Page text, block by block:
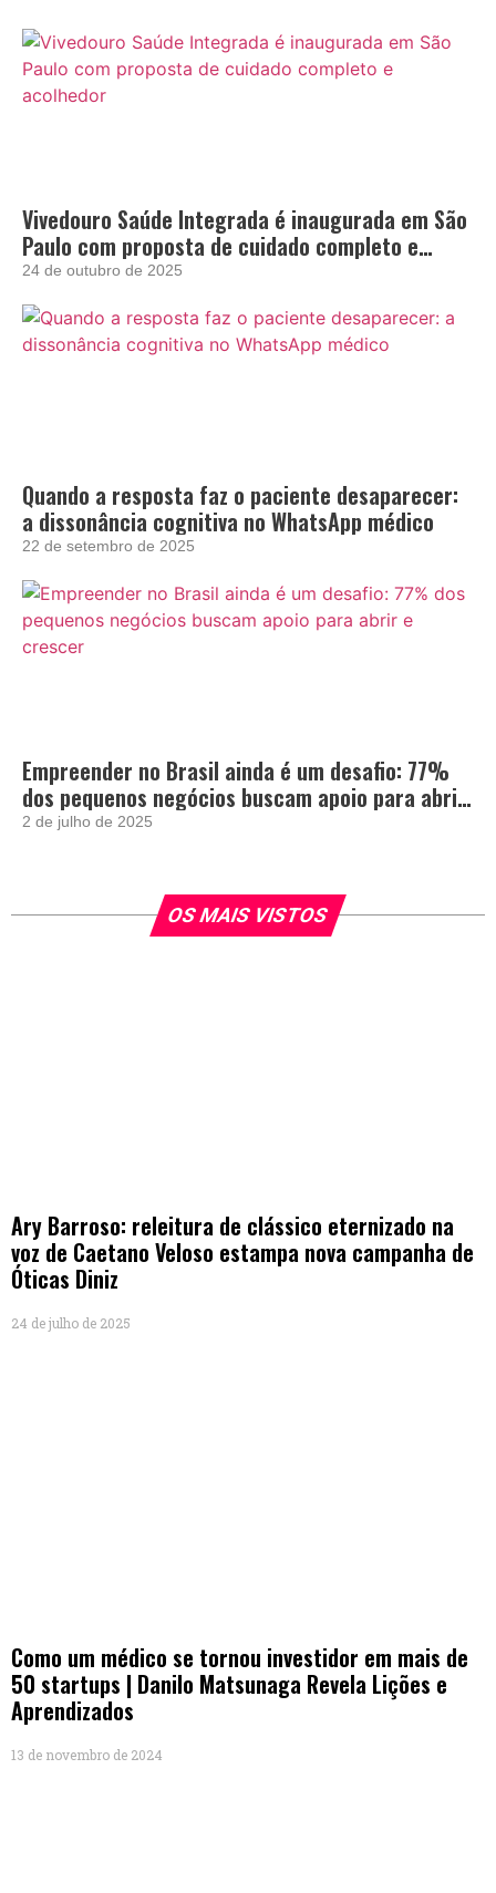
Vivedouro Saúde Integrada é inaugurada em São
Paulo com proposta de cuidado completo e
acolhedor
24 de outubro de 2025
Quando a resposta faz o paciente desaparecer:
a dissonância cognitiva no WhatsApp médico
22 de setembro de 2025
Empreender no Brasil ainda é um desafio: 77%
dos pequenos negócios buscam apoio para abrir
e crescer
2 de julho de 2025
OS MAIS VISTOS
Ary Barroso: releitura de clássico eternizado na
voz de Caetano Veloso estampa nova campanha de
Óticas Diniz
24 de julho de 2025
Como um médico se tornou investidor em mais de
50 startups | Danilo Matsunaga Revela Lições e
Aprendizados
13 de novembro de 2024